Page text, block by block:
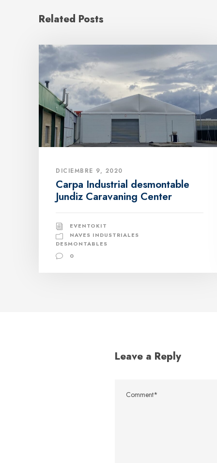
Related Posts
DICIEMBRE 9, 2020
Carpa Industrial desmontable
Jundiz Caravaning Center
EVENTOKIT
NAVES INDUSTRIALES
DESMONTABLES
0
Leave a Reply